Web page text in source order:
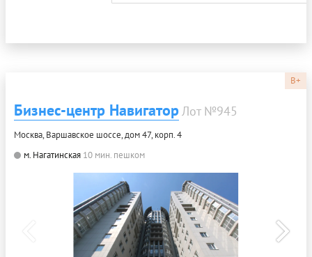
B+
Бизнес-центр Навигатор Лот №945
Москва, Варшавское шоссе, дом 47, корп. 4
м. Нагатинская 10 мин. пешком